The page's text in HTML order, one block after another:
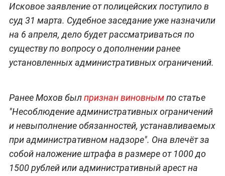
Исковое заявление от полицейских поступило в
суд 31 марта. Судебное заседание уже назначили
на 6 апреля, дело будет рассматриваться по
существу по вопросу о дополнении ранее
установленных административных ограничений.
Ранее Мохов былпризнан виновнымпо статье
"Несоблюдение административных ограничений
и невыполнение обязанностей, устанавливаемых
при административном надзоре". Она влечёт за
собой наложение штрафа в размере от 1000 до
1500 рублей или административный арест на